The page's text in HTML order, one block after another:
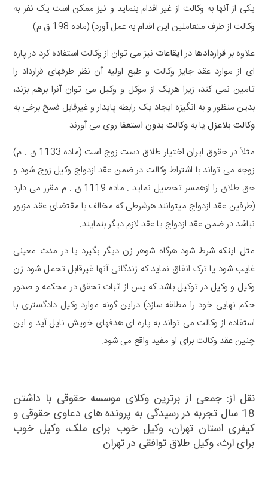
یکی از آنها به وکالت از غیر اقدام بنماید و نیز ممکن است یک نفر به
وکالت از طرف متعاملین این اقدام به عمل آورد) (ماده 198 ق.م)
علاوه بر قراردادها در ایقاعات نیز می توان از وکالت استفاده کرد در پاره
ای از موارد عقد جایز وکالت و طبع اولیه آن نظر طرفهای قرارداد را
تامین نمی کند، زیرا هریک از موکل و وکیل می توان آنرا برهم بزند،
بدین منظور و به انگیزه ایجاد یک رابطه پایدار و غیرقابل فسخ برخی به
وکالت بلاعزل یا بهوکالت بدون استعفا روی می آورند.
مثلاً در حقوق ایران اختیار طلاق دست زوج است (ماده 1133 ق . م)
زوجه می تواند با اشتراط وکالت در ضمن عقد ازدواج وکیل زوج شود و
حق طلاق
را ازهمسر تحصیل نماید . ماده 1119 ق . م مقرر می دارد
(طرفین عقد ازدواج میتوانند هرشرطی که مخالف با مقتضای عقد مزبور
نباشد در ضمن عقد ازدواج یا عقد لازم دیگر بنمایند.
مثل اینکه شرط شود هرگاه شوهر زن دیگر بگیرد یا در مدت معینی
غایب شود یا ترک انفاق نماید که زندگانی آنها غیرقابل تحمل شود زن
وکیل و وکیل در توکیل باشد که پس از اثبات تحقق در محکمه و صدور
حکم نهایی خود را مطلقه سازد) دراین گونه موارد وکیل دادگستری با
استفاده از وکالت می تواند به پاره ای هدفهای خویش نایل آید و این
چنین عقد وکالت برای او مفید واقع می شود.
نقل از: جمعی از برترین وکلای موسسه حقوقی با داشتن
18 سال تجربه در رسیدگی به پرونده های دعاوی حقوقی و
کیفری استان تهران، وکیل خوب برای ملک، وکیل خوب
برای ارث،وکیل طلاق توافقی در تهران